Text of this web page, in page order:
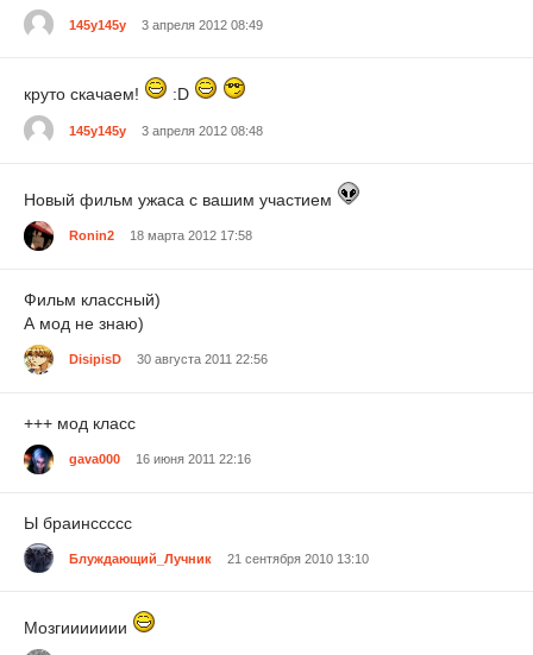
145у145у 3 апреля 2012 08:49
круто скачаем! :D
145у145у 3 апреля 2012 08:48
Новый фильм ужаса с вашим участием
Ronin2 18 марта 2012 17:58
Фильм классный)
А мод не знаю)
DisipisD 30 августа 2011 22:56
+++ мод класс
gava000 16 июня 2011 22:16
Ы браинссссс
Блуждающий_Лучник 21 сентября 2010 13:10
Мозгиииииии